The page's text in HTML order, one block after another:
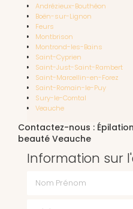
Andrézieux-Bouthéon
Boën-sur-Lignon
Feurs
Montbrison
Montrond-les-Bains
Saint-Cyprien
Saint-Just-Saint-Rambert
Saint-Marcellin-en-Forez
Saint-Romain-le-Puy
Sury-le-Comtal
Veauche
Contactez-nous :
beauté Veauche
Information sur